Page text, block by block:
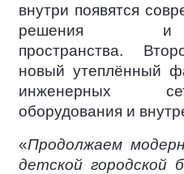
внутри появятся
решения и
пространства.
новый утеплённый
инженерных
оборудования и
«Продолжаем
детской городской